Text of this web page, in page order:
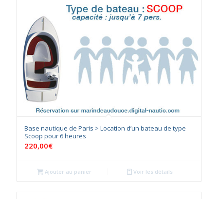
Base nautique de Paris > Location d’un bateau de type
Scoop pour 6 heures
220,00€
Ajouter au panier Voir les détails